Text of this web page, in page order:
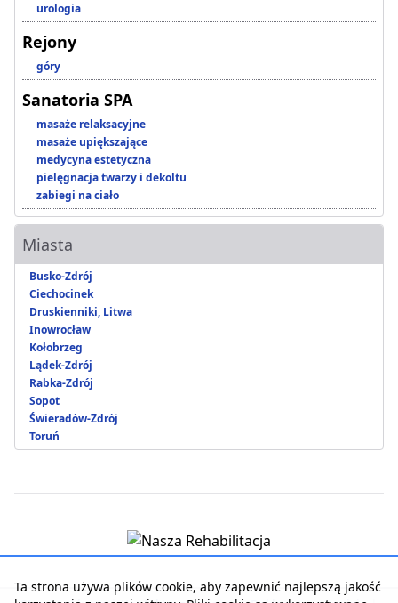
urologia
Rejony
góry
Sanatoria SPA
masaże relaksacyjne
masaże upiększające
medycyna estetyczna
pielęgnacja twarzy i dekoltu
zabiegi na ciało
Miasta
Busko-Zdrój
Ciechocinek
Druskienniki, Litwa
Inowrocław
Kołobrzeg
Lądek-Zdrój
Rabka-Zdrój
Sopot
Świeradów-Zdrój
Toruń
Ta strona używa plików cookie, aby zapewnić najlepszą jakość